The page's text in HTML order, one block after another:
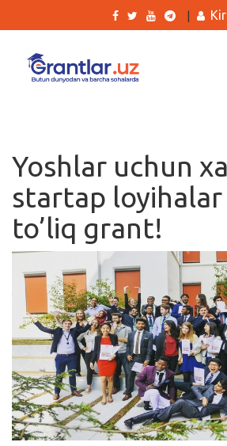
Ishlar
Kurslar
Blog
Yana
Qidirish
Kirish
Yoshlar uchun
startap
to’liq grant!